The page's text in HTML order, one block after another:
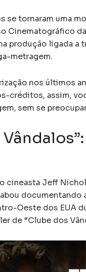
se tornaram uma
Cinematográfico
produção ligada a
metragem.
nos últimos
créditos, assim,
sem se
cineasta Jeff
documentando
Oeste dos EUA
de “Clube dos